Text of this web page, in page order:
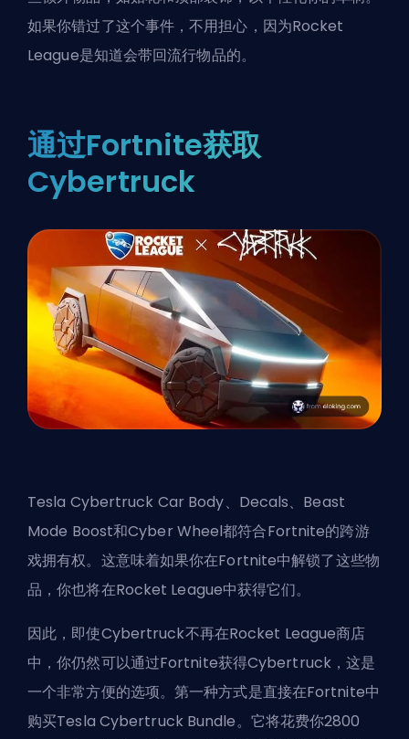
如果你错过了这个事件，不用担心，因为Rocket
League是知道会带回流行物品的。
通过Fortnite获取
Cybertruck
Tesla Cybertruck Car Body、Decals、Beast
Mode Boost和Cyber Wheel都符合Fortnite的跨游
戏拥有权。这意味着如果你在Fortnite中解锁了这些物
品，你也将在Rocket League中获得它们。
因此，即使Cybertruck不再在Rocket League商店
中，你仍然可以通过Fortnite获得Cybertruck，这是
一个非常方便的选项。第一种方式是直接在Fortnite中
购买Tesla Cybertruck Bundle。它将花费你2800